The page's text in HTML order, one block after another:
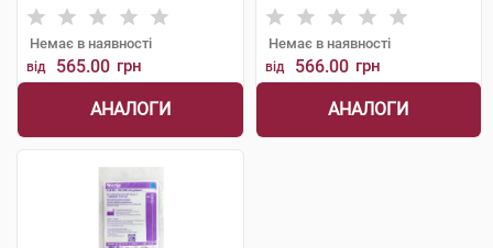
Немає в наявності
від 565.00 грн
АНАЛОГИ
Немає в наявності
від 566.00 грн
АНАЛОГИ